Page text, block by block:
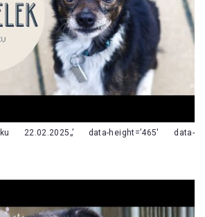
22.02.2025„’ data-height=’465′ data-